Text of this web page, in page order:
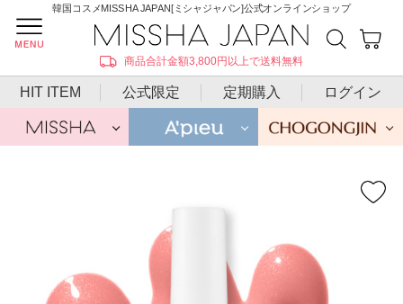
韓国コスメMISSHA JAPAN[ミシャジャパン]公式オンラインショップ
商品合計金額3,800円以上で送料無料
HIT ITEM 公式限定 定期購入 ログイン